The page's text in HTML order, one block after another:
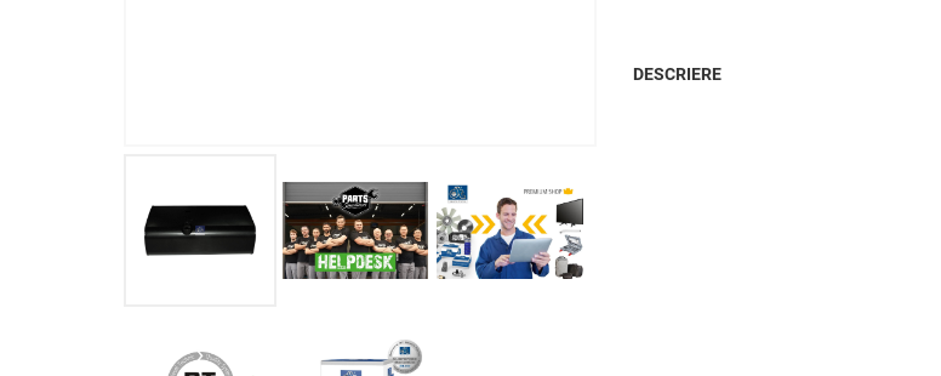
DESCRIERE